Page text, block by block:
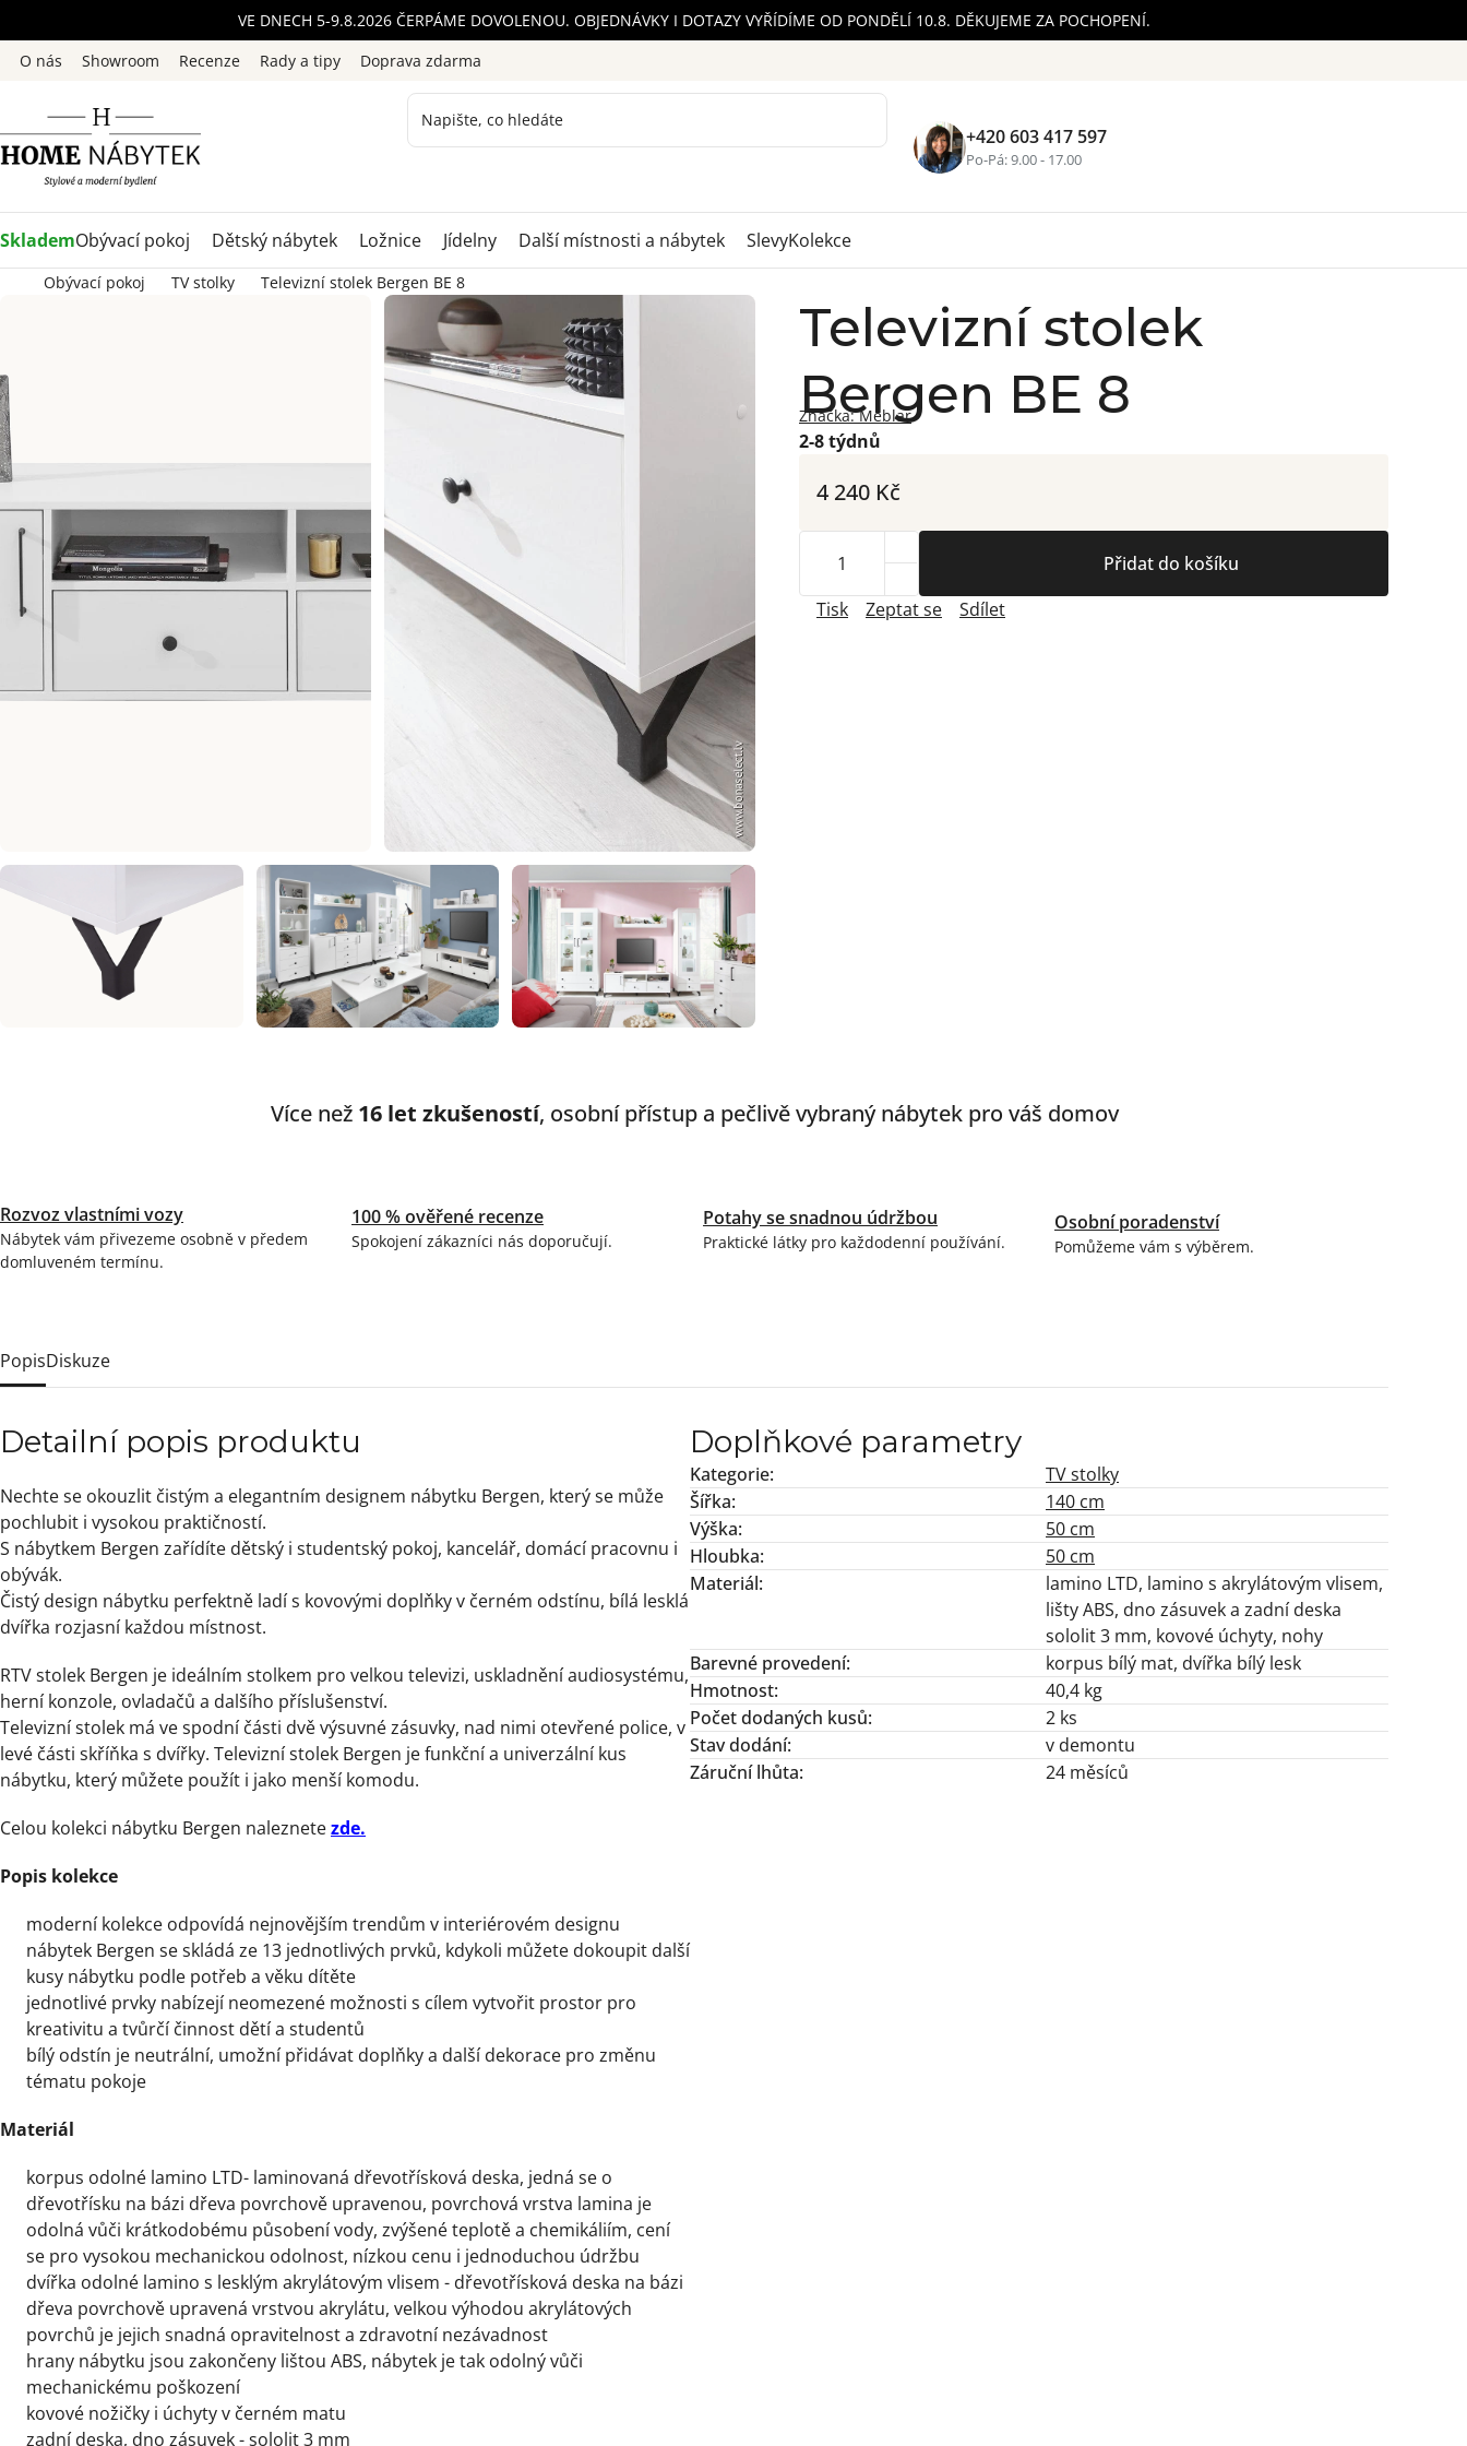
na
obsah
VE DNECH 5-9.8.2026 ČERPÁME DOVOLENOU. OBJEDNÁVKY I DOTAZY VYŘÍDÍME OD PONDĚLÍ 10.8. DĚKUJEME ZA POCHOPENÍ.
O nás
Showroom Recenze Rady a tipy Doprava zdarma
+420 603 417 597
Po-Pá: 9.00 - 17.00
SklademObývací pokoj Dětský nábytek Ložnice Jídelny Další místnosti a nábytek SlevyKolekce
Obývací pokoj TV stolky Televizní stolek Bergen BE 8
Televizní stolek
Bergen BE 8
Značka:Meblar
4 240 Kč
2-8 týdnů
Přidat do košíku
Tisk
Zeptat se Sdílet
Více než 16 let zkušeností, osobní přístup a pečlivě vybraný nábytek pro váš domov
Rozvoz vlastními vozy
Nábytek vám přivezeme osobně v předem
domluveném termínu.
100 % ověřené recenze
Spokojení zákazníci nás doporučují.
Potahy se snadnou údržbou
Praktické látky pro každodenní používání.
Osobní poradenství
Pomůžeme vám s výběrem.
PopisDiskuze
Detailní popis produktu
Nechte se okouzlit čistým a elegantním designem nábytku Bergen, který se může
pochlubit i vysokou praktičností.
S nábytkem Bergen zařídíte dětský i studentský pokoj, kancelář, domácí pracovnu i
obývák.
Čistý design nábytku perfektně ladí s kovovými doplňky v černém odstínu, bílá lesklá
dvířka rozjasní každou místnost.
RTV stolek Bergen je ideálním stolkem pro velkou televizi, uskladnění audiosystému,
herní konzole, ovladačů a dalšího příslušenství.
Televizní stolek má ve spodní části dvě výsuvné zásuvky, nad nimi otevřené police, v
levé části skříňka s dvířky. Televizní stolek Bergen je funkční a univerzální kus
nábytku, který můžete použít i jako menší komodu.
Celou kolekci nábytku Bergen naleznetezde.
Popis kolekce
moderní kolekce odpovídá nejnovějším trendům v interiérovém designu
nábytek Bergen se skládá ze 13 jednotlivých prvků, kdykoli můžete dokoupit další
kusy nábytku podle potřeb a věku dítěte
jednotlivé prvky nabízejí neomezené možnosti s cílem vytvořit prostor pro
kreativitu a tvůrčí činnost dětí a studentů
bílý odstín je neutrální, umožní přidávat doplňky a další dekorace pro změnu
tématu pokoje
Materiál
korpus odolné lamino LTD- laminovaná dřevotřísková deska, jedná se o
dřevotřísku na bázi dřeva povrchově upravenou, povrchová vrstva lamina je
odolná vůči krátkodobému působení vody, zvýšené teplotě a chemikáliím, cení
se pro vysokou mechanickou odolnost, nízkou cenu i jednoduchou údržbu
dvířka odolné lamino s lesklým akrylátovým vlisem - dřevotřísková deska na bázi
dřeva povrchově upravená vrstvou akrylátu, velkou výhodou akrylátových
povrchů je jejich snadná opravitelnost a zdravotní nezávadnost
hrany nábytku jsou zakončeny lištou ABS, nábytek je tak odolný vůči
mechanickému poškození
kovové nožičky i úchyty v černém matu
zadní deska, dno zásuvek - sololit 3 mm
Doplňkové parametry
Kategorie:
TV stolky
Šířka:
140 cm
Výška:
50 cm
Hloubka:
50 cm
Materiál:
lamino LTD, lamino s akrylátovým vlisem,
lišty ABS, dno zásuvek a zadní deska
sololit 3 mm, kovové úchyty, nohy
Barevné provedení:
korpus bílý mat, dvířka bílý lesk
Hmotnost:
40,4 kg
Počet dodaných kusů:
2 ks
Stav dodání:
v demontu
Záruční lhůta: 24 měsíců